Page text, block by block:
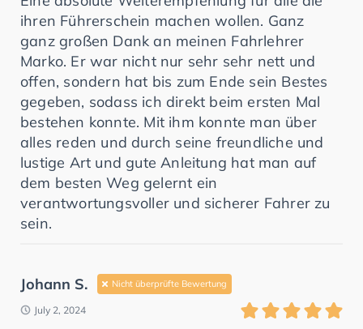
ihren Führerschein machen wollen. Ganz
ganz großen Dank an meinen Fahrlehrer
Marko. Er war nicht nur sehr sehr nett und
offen, sondern hat bis zum Ende sein Bestes
gegeben, sodass ich direkt beim ersten Mal
bestehen konnte. Mit ihm konnte man über
alles reden und durch seine freundliche und
lustige Art und gute Anleitung hat man auf
dem besten Weg gelernt ein
verantwortungsvoller und sicherer Fahrer zu
sein.
Johann S. Nicht überprüfte Bewertung
July 2, 2024